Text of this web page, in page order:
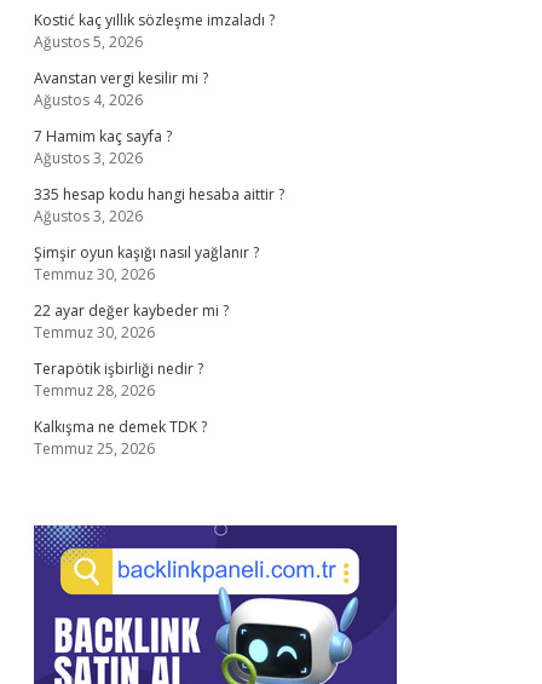
Kostić kaç yıllık sözleşme imzaladı ?
Ağustos 5, 2026
Avanstan vergi kesilir mi ?
Ağustos 4, 2026
7 Hamim kaç sayfa ?
Ağustos 3, 2026
335 hesap kodu hangi hesaba aittir ?
Ağustos 3, 2026
Şimşir oyun kaşığı nasıl yağlanır ?
Temmuz 30, 2026
22 ayar değer kaybeder mi ?
Temmuz 30, 2026
Terapötik işbirliği nedir ?
Temmuz 28, 2026
Kalkışma ne demek TDK ?
Temmuz 25, 2026